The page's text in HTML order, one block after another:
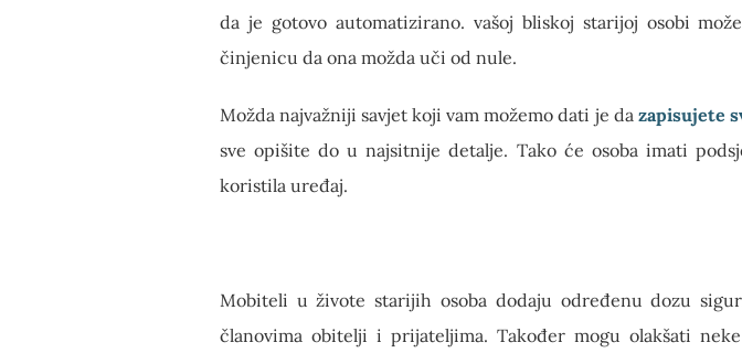
da je gotovo automatizirano. vašoj bliskoj starijoj osobi
činjenicu da ona možda uči od nule.
Možda najvažniji savjet koji vam možemo dati je da zapisujete
sve opišite do u najsitnije detalje. Tako će osoba imati
koristila uređaj.
Mobiteli u živote starijih osoba dodaju određenu dozu
članovima obitelji i prijateljima. Također mogu olakšati